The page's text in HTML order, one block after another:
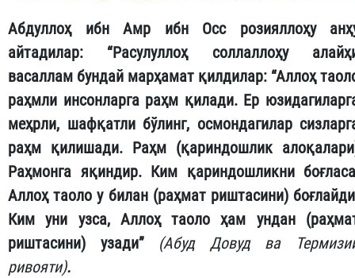
Абдуллоҳ ибн Амр ибн Осс розияллоҳу
айтадилар: “Расулуллоҳ соллаллоҳу
васаллам бундай марҳамат қилдилар: “Аллоҳ
раҳмли инсонларга раҳм қилади. Ер
меҳрли, шафқатли бўлинг, осмондагилар
раҳм қилишади. Раҳм (қариндошлик
Раҳмонга яқиндир. Ким қариндошликни
Аллоҳ таоло у билан (раҳмат риштасини)
Ким уни узса, Аллоҳ таоло ҳам ундан
риштасини) узади” (Абуд Довуд ва
ривояти).